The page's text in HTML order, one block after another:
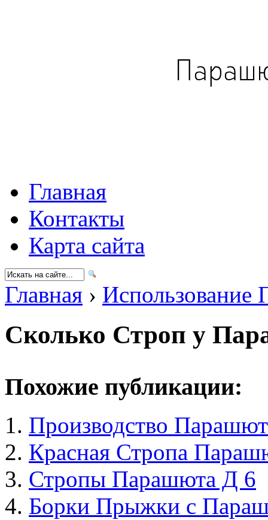
Главная
Контакты
Карта сайта
Главная › Использование
Сколько Строп у
Похожие публикации:
Производство
Красная Стропа
Стропы Парашюта Д 6
Борки Прыжки с